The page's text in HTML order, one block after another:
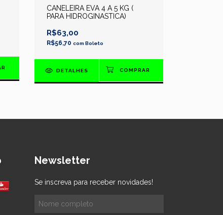
CANELEIRA EVA 4 A 5 KG (
PARA HIDROGINASTICA)
R$63,00
R$56,70 com Boleto
DETALHES
Newsletter
Se inscreva para receber novidades!